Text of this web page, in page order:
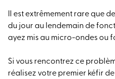
Il est extrêmement rare que
du jour au lendemain de
ayez mis au micro-ondes ou
Si vous rencontrez ce
réalisez votre premier kéfir